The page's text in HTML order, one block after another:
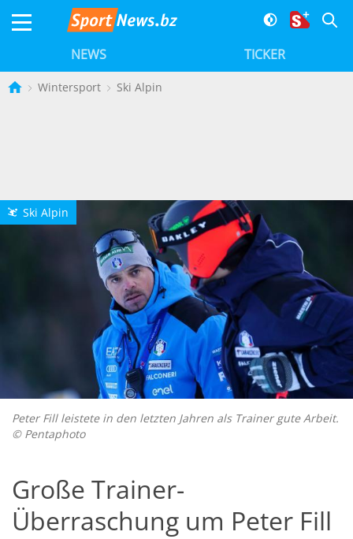
NEWS TICKER
Wintersport Ski Alpin
L Ski Alpin
Peter Fill leistete in den letzten Jahren als Trainer gute Arbeit.
© Pentaphoto
Große Trainer-
Überraschung um Peter Fill